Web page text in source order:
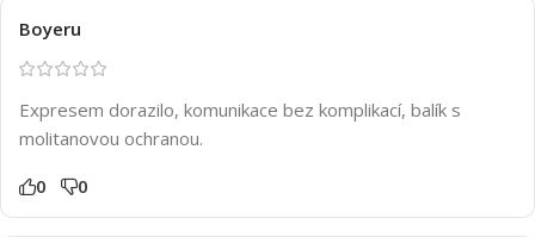
Boyeru
Expresem dorazilo, komunikace bez komplikací, balík s
molitanovou ochranou.
0 0